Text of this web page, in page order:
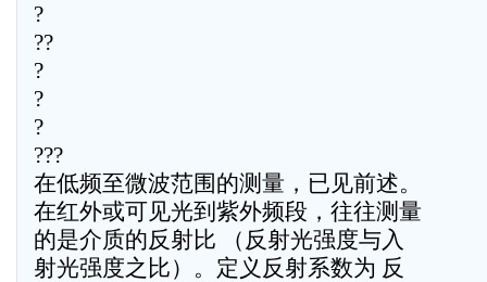
?
??
?
?
?
???
在低频至微波范围的测量，已见前述。
在红外或可见光到紫外频段，往往测量
的是介质的反射比 （反射光强度与入
射光强度之比）。定义反射系数为 反